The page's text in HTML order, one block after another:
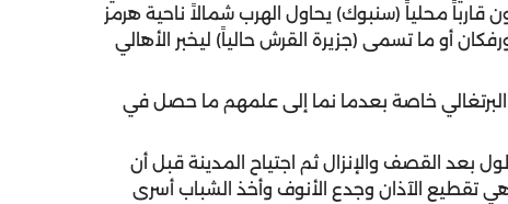
محلياً (سنبوك) يحاول الهرب شمالاً ناحية هرمز
أو ما تسمى (جزيرة القرش حالياً) ليخبر الأهالي
خاصة بعدما نما إلى علمهم ما حصل في
بعد القصف والإنزال ثم اجتياح المدينة قبل أن
تقطيع الآذان وجدع الأنوف وأخذ الشباب أسرى